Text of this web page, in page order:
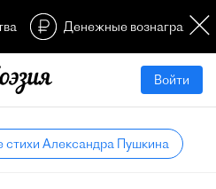
Денежные
Войти
стихи Александра Пушкина